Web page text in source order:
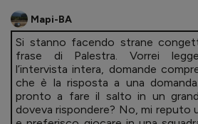
Mapi-BA
Si stanno facendo strane
frase di Palestra. Vorrei
l’intervista intera, domande
che è la risposta a una
pronto a fare il salto in un
doveva rispondere? No, mi reputo